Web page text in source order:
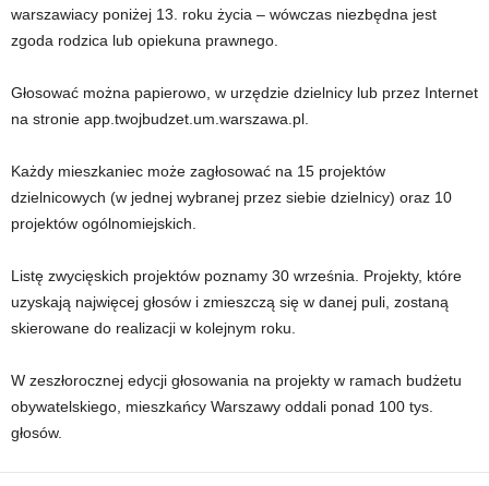
warszawiacy poniżej 13. roku życia – wówczas niezbędna jest
zgoda rodzica lub opiekuna prawnego.
Głosować można papierowo, w urzędzie dzielnicy lub przez Internet
na stronie app.twojbudzet.um.warszawa.pl.
Każdy mieszkaniec może zagłosować na 15 projektów
dzielnicowych (w jednej wybranej przez siebie dzielnicy) oraz 10
projektów ogólnomiejskich.
Listę zwycięskich projektów poznamy 30 września. Projekty, które
uzyskają najwięcej głosów i zmieszczą się w danej puli, zostaną
skierowane do realizacji w kolejnym roku.
W zeszłorocznej edycji głosowania na projekty w ramach budżetu
obywatelskiego, mieszkańcy Warszawy oddali ponad 100 tys.
głosów.